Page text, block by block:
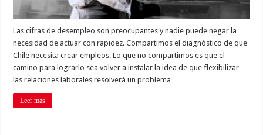
Las cifras de desempleo son preocupantes y nadie puede negar la
necesidad de actuar con rapidez. Compartimos el diagnóstico de que
Chile necesita crear empleos. Lo que no compartimos es que el
camino para lograrlo sea volver a instalar la idea de que flexibilizar
las relaciones laborales resolverá un problema …
Leer más